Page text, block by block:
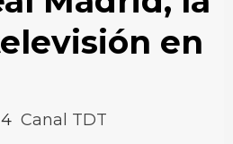
en
Canal TDT